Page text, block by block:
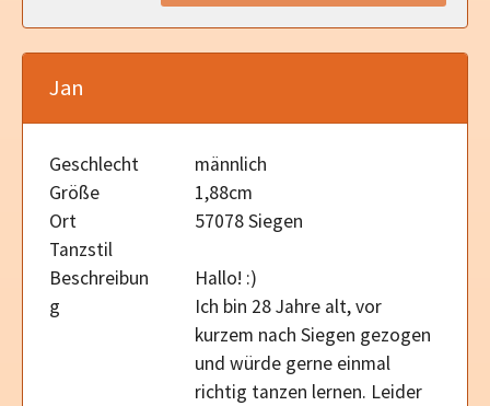
Jan
Geschlecht
männlich
Größe
1,88cm
Ort
57078 Siegen
Tanzstil
Beschreibun
g
Hallo! :)
Ich bin 28 Jahre alt, vor
kurzem nach Siegen gezogen
und würde gerne einmal
richtig tanzen lernen. Leider